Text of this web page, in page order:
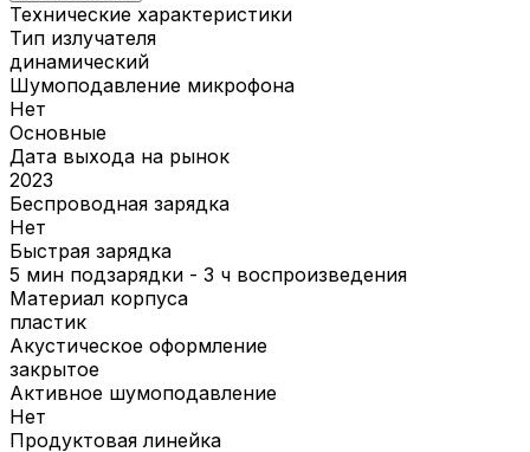
Технические характеристики
Тип излучателя
динамический
Шумоподавление микрофона
Нет
Основные
Дата выхода на рынок
2023
Беспроводная зарядка
Нет
Быстрая зарядка
5 мин подзарядки - 3 ч воспроизведения
Материал корпуса
пластик
Акустическое оформление
закрытое
Активное шумоподавление
Нет
Продуктовая линейка